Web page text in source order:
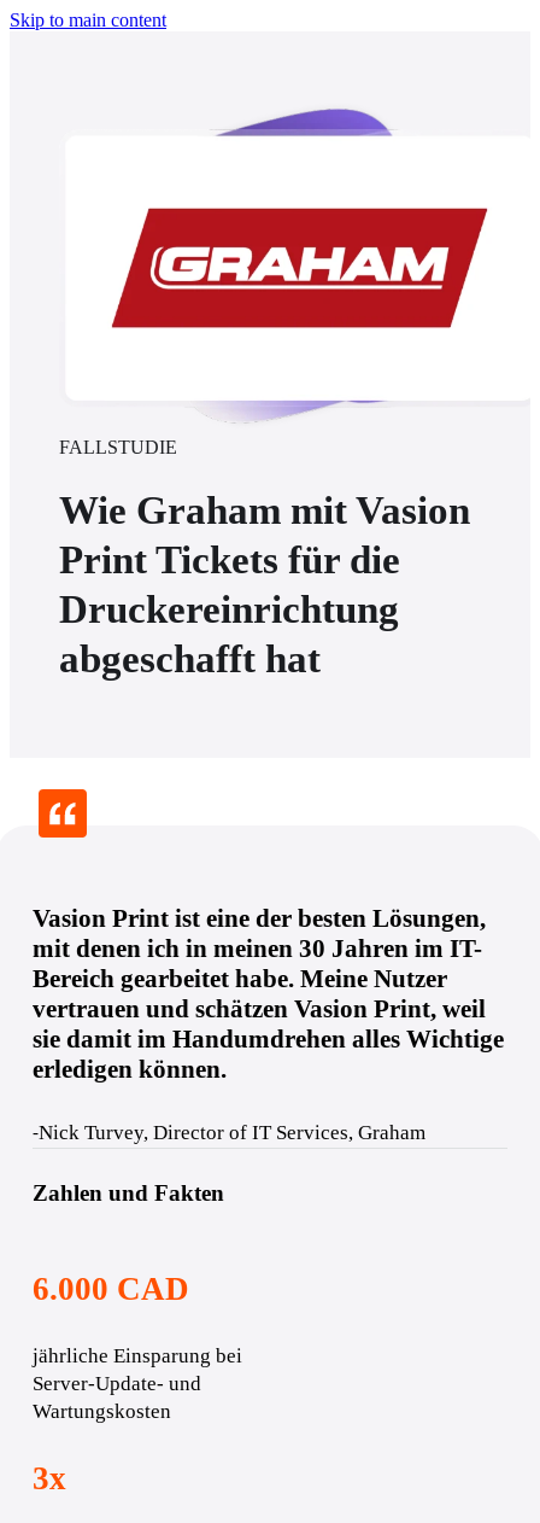
Skip to main content
FALLSTUDIE
Wie Graham mit Vasion
Print Tickets für die
Druckereinrichtung
abgeschafft hat
Vasion Print ist eine der besten Lösungen,
mit denen ich in meinen 30 Jahren im IT-
Bereich gearbeitet habe. Meine Nutzer
vertrauen und schätzen Vasion Print, weil
sie damit im Handumdrehen alles Wichtige
erledigen können.
-Nick Turvey, Director of IT Services, Graham
Zahlen und Fakten
6.000 CAD
jährliche Einsparung bei
Server-Update- und
Wartungskosten
3x